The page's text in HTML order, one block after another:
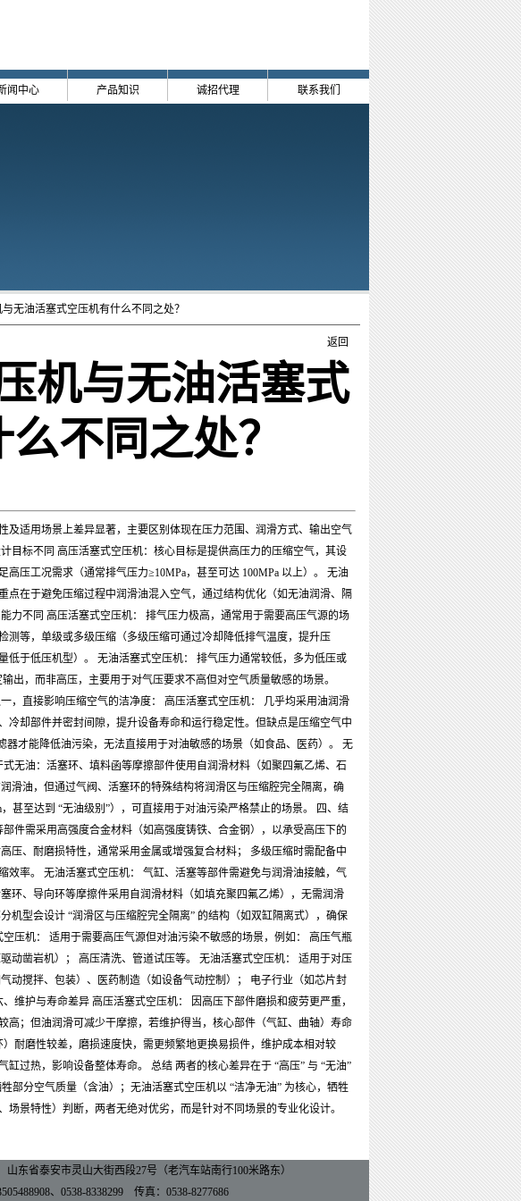
闻中心 产品知识 诚招代理 联系我们
无油活塞式空压机有什么不同之处？
返回
机与无油活塞式
不同之处？
及适用场景上差异显著，主要区别体现在压力范围、润滑方式、输出空气
目标不同 高压活塞式空压机：核心目标是提供高压力的压缩空气，其设
压工况需求（通常排气压力≥10MPa，甚至可达 100MPa 以上）。 无油
点在于避免压缩过程中润滑油混入空气，通过结构优化（如无油润滑、隔
力不同 高压活塞式空压机： 排气压力极高，通常用于需要高压气源的场
测等，单级或多级压缩（多级压缩可通过冷却降低排气温度，提升压
低于低压机型）。 无油活塞式空压机： 排气压力通常较低，多为低压或
出，而非高压，主要用于对气压要求不高但对空气质量敏感的场景。
，直接影响压缩空气的洁净度： 高压活塞式空压机： 几乎均采用油润滑
冷却部件并密封间隙，提升设备寿命和运行稳定性。但缺点是压缩空气中
才能降低油污染，无法直接用于对油敏感的场景（如食品、医药）。 无
无油：活塞环、填料函等摩擦部件使用自润滑材料（如聚四氟乙烯、石
滑油，但通过气阀、活塞环的特殊结构将润滑区与压缩腔完全隔离，确
甚至达到 “无油级别”），可直接用于对油污染严格禁止的场景。 四、结
件需采用高强度合金材料（如高强度铸铁、合金钢），以承受高压下的
压、耐磨损特性，通常采用金属或增强复合材料； 多级压缩时需配备中
效率。 无油活塞式空压机： 气缸、活塞等部件需避免与润滑油接触，气
环、导向环等摩擦件采用自润滑材料（如填充聚四氟乙烯），无需润滑
机型会设计 “润滑区与压缩腔完全隔离” 的结构（如双缸隔离式），确保
压机： 适用于需要高压气源但对油污染不敏感的场景，例如： 高压气瓶
动凿岩机）； 高压清洗、管道试压等。 无油活塞式空压机： 适用于对压
动搅拌、包装）、医药制造（如设备气动控制）； 电子行业（如芯片封
维护与寿命差异 高压活塞式空压机： 因高压下部件磨损和疲劳更严重，
高；但油润滑可减少干摩擦，若维护得当，核心部件（气缸、曲轴）寿命
耐磨性较差，磨损速度快，需更频繁地更换易损件，维护成本相对较
过热，影响设备整体寿命。 总结 两者的核心差异在于 “高压” 与 “无油”
部分空气质量（含油）；无油活塞式空压机以 “洁净无油” 为核心，牺牲
景特性）判断，两者无绝对优劣，而是针对不同场景的专业化设计。
东省泰安市灵山大街西段27号（老汽车站南行100米路东）
、0538-8338299 传真：0538-8277686